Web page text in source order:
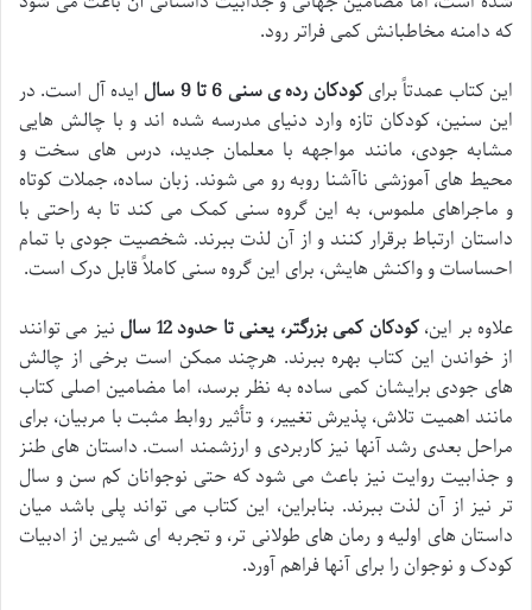
که دامنه مخاطبانش کمی فراتر رود.
این کتاب عمدتاً برایکودکان رده ی سنی 6 تا 9 سال
ایده آل است. در
این سنین، کودکان تازه وارد دنیای مدرسه شده اند و با چالش هایی
مشابه جودی، مانند مواجهه با معلمان جدید، درس های سخت و
محیط های آموزشی ناآشنا روبه رو می شوند. زبان ساده، جملات کوتاه
و ماجراهای ملموس، به این گروه سنی کمک می کند تا به راحتی با
داستان ارتباط برقرار کنند و از آن لذت ببرند. شخصیت جودی با تمام
احساسات و واکنش هایش، برای این گروه سنی کاملاً قابل درک است.
علاوه بر این،کودکان کمی بزرگتر، یعنی تا حدود 12 سال
نیز می توانند
از خواندن این کتاب بهره ببرند. هرچند ممکن است برخی از چالش
های جودی برایشان کمی ساده به نظر برسد، اما مضامین اصلی کتاب
مانند اهمیت تلاش، پذیرش تغییر، و تأثیر روابط مثبت با مربیان، برای
مراحل بعدی رشد آنها نیز کاربردی و ارزشمند است. داستان های طنز
و جذابیت روایت نیز باعث می شود که حتی نوجوانان کم سن و سال
تر نیز از آن لذت ببرند. بنابراین، این کتاب می تواند پلی باشد میان
داستان های اولیه و رمان های طولانی تر، و تجربه ای شیرین از ادبیات
کودک و نوجوان را برای آنها فراهم آورد.